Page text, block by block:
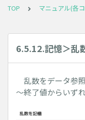
TOP マニュアル(各
6.5.12.記憶＞乱
乱数をデータ参
～終了値からいず